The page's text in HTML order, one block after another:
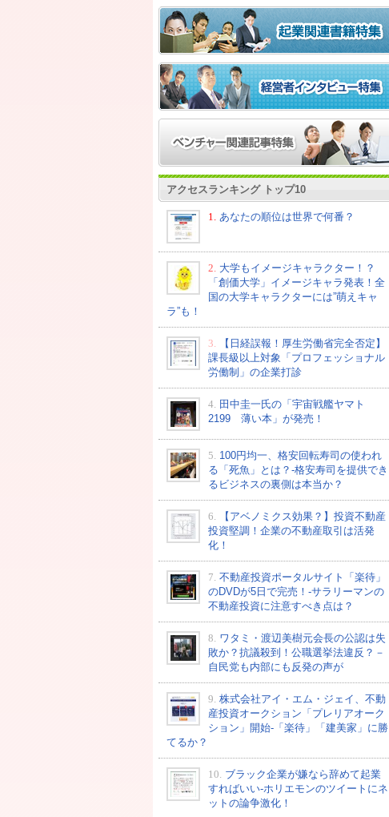
アクセスランキング トップ10
1. あなたの順位は世界で何番？
2. 大学もイメージキャラクター！？
「創価大学」イメージキャラ発表！全
国の大学キャラクターには”萌えキャ
ラ”も！
3.
【日経誤報！厚生労働省完全否定】
課長級以上対象「プロフェッショナル
労働制」の企業打診
4. 田中圭一氏の「宇宙戦艦ヤマト
2199 薄い本」が発売！
5. 100円均一、格安回転寿司の使われ
る「死魚」とは？-格安寿司を提供でき
るビジネスの裏側は本当か？
6.
【アベノミクス効果？】投資不動産
投資堅調！企業の不動産取引は活発
化！
7. 不動産投資ポータルサイト「楽待」
のDVDが5日で完売！-サラリーマンの
不動産投資に注意すべき点は？
8. ワタミ・渡辺美樹元会長の公認は失
敗か？抗議殺到！公職選挙法違反？－
自民党も内部にも反発の声が
9. 株式会社アイ・エム・ジェイ、不動
産投資オークション「プレリアオーク
ション」開始-「楽待」「建美家」に勝
てるか？
10. ブラック企業が嫌なら辞めて起業
すればいい-ホリエモンのツイートにネ
ットの論争激化！